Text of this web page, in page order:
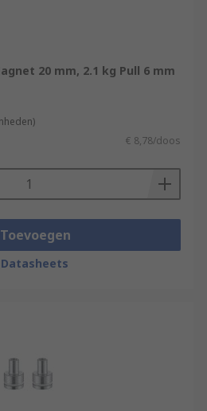
20 mm, 2.1 kg Pull 6 mm
€ 8,78/doos
Toevoegen
Datasheets